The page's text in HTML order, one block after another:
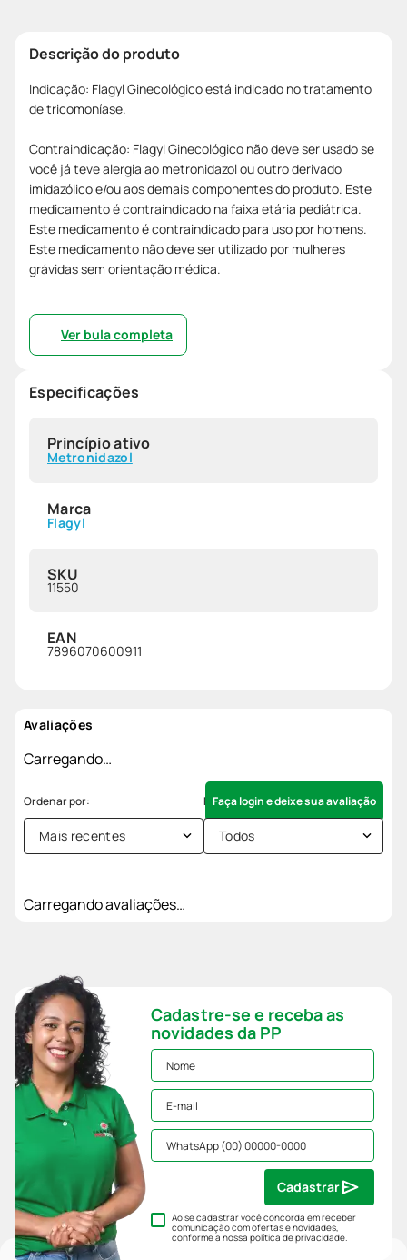
Descrição do produto
Indicação: Flagyl Ginecológico está indicado no tratamento
de tricomoníase.
Contraindicação: Flagyl Ginecológico não deve ser usado se
você já teve alergia ao metronidazol ou outro derivado
imidazólico e/ou aos demais componentes do produto. Este
medicamento é contraindicado na faixa etária pediátrica.
Este medicamento é contraindicado para uso por homens.
Este medicamento não deve ser utilizado por mulheres
grávidas sem orientação médica.
Ver bula completa
Especificações
Princípio ativo
Metronidazol
Marca
Flagyl
SKU
11550
EAN
7896070600911
Avaliações
Carregando…
Faça login e deixe sua avaliação
Mais recentes Todos
Carregando avaliações…
Cadastre-se e receba as
novidades da PP
Ao se cadastrar você concorda em receber
comunicação com ofertas e novidades,
conforme a nossapolítica de privacidade.
Cadastrar